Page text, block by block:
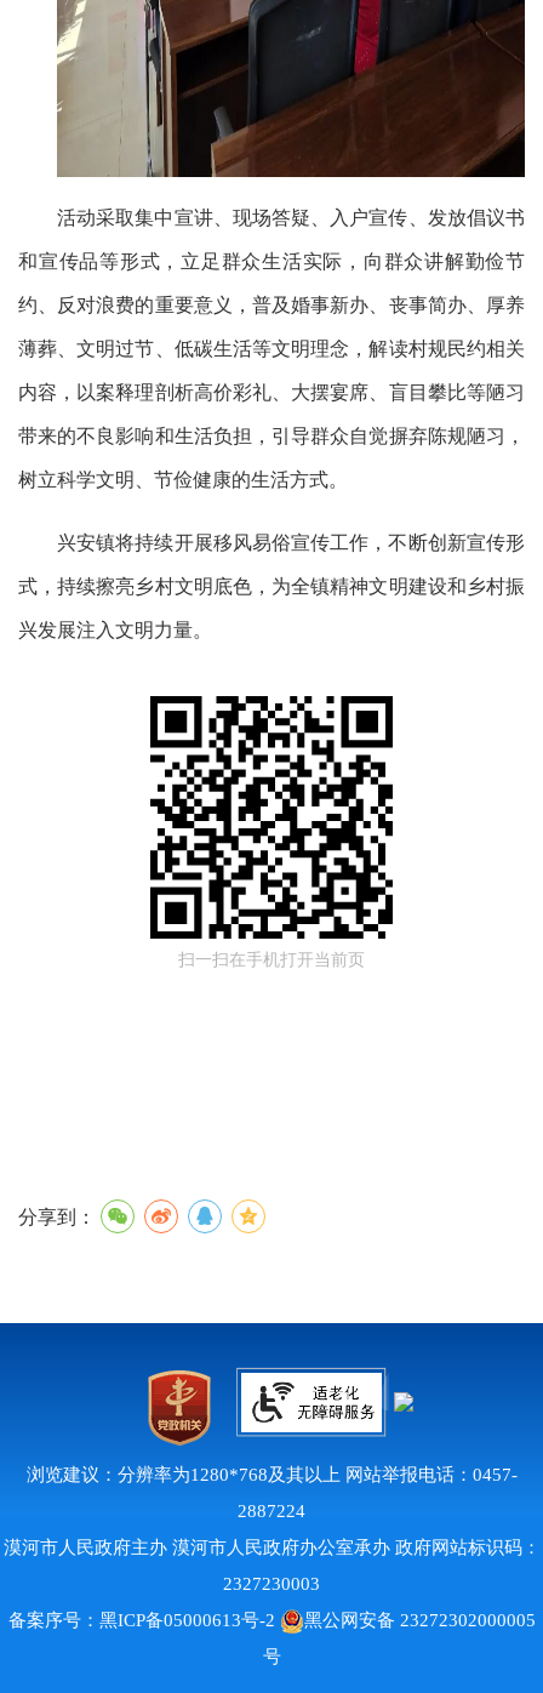
活动采取集中宣讲、现场答疑、入户宣传、发放倡议书
和宣传品等形式 ， 立足群众生活实际，向群众讲解勤俭节
约、反对浪费的重要意义，普及婚事新办、丧事简办、厚养
薄葬、文明过节、低碳生活等文明理念，解读村规民约相关
内容，以案释理剖析高价彩礼、大摆宴席、盲目攀比等陋习
带来的不良影响和生活负担，引导群众自觉摒弃陈规陋习，
树立科学文明、节俭健康的生活方式。
兴安镇将持续开展移风易俗宣传工作，不断创新宣传形
式，持续擦亮乡村文明底色，为全镇精神文明建设和乡村振
兴发展注入文明力量。
扫一扫在手机打开当前页
分享到：
浏览建议：分辨率为1280*768及其以上 网站举报电话：0457-
2887224
漠河市人民政府主办 漠河市人民政府办公室承办 政府网站标识码：
2327230003
备案序号： 黑ICP备05000613号-2
黑公网安备 23272302000005
号